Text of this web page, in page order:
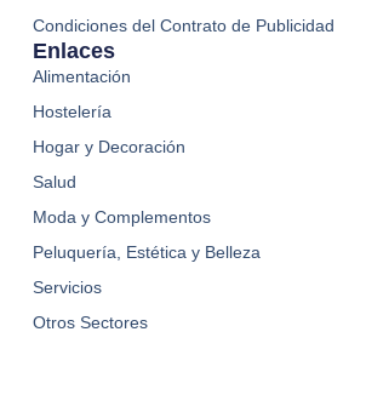
Enlaces
Alimentación
Hostelería
Hogar y Decoración
Salud
Moda y Complementos
Peluquería, Estética y Belleza
Servicios
Otros Sectores
Condiciones del Contrato de Publicidad